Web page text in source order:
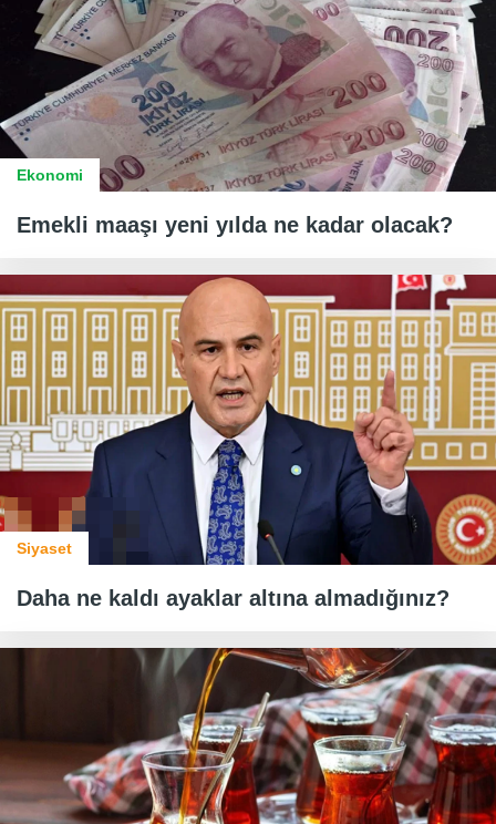
Ekonomi
Emekli maaşı yeni yılda ne kadar olacak?
Siyaset
Daha ne kaldı ayaklar altına almadığınız?